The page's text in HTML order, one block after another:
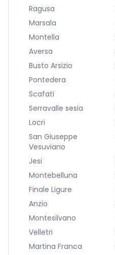
Ragusa
Marsala
Montella
Aversa
Busto Arsizio
Pontedera
Scafati
Serravalle sesia
Locri
San Giuseppe
Vesuviano
Jesi
Montebelluna
Finale Ligure
Anzio
Montesilvano
Velletri
Martina Franca